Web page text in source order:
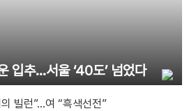
입추…서울 ‘40도’ 넘었다
빌런”…여 “흑색선전”